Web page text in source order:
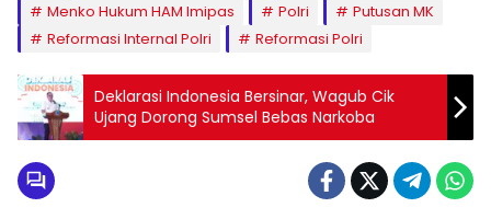
Menko Hukum HAM Imipas
Polri
Putusan MK
Reformasi Internal Polri
Reformasi Polri
Deklarasi Indonesia Bersinar, Wagub Cik
Ujang Dorong Sumsel Bebas Narkoba